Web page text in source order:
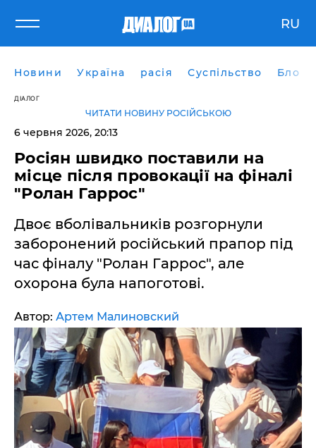
RU
Новини Україна расія Суспільство Блоги
ДІАЛОГ
ЧИТАТИ НОВИНУ РОСІЙСЬКОЮ
6 червня 2026, 20:13
Росіян швидко поставили на
місце після провокації на фіналі
"Ролан Гаррос"
Двоє вболівальників розгорнули
заборонений російський прапор під
час фіналу "Ролан Гаррос", але
охорона була напоготові.
Автор: Артем Малиновский